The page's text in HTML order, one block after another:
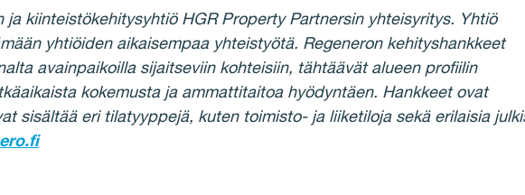
kiinteistökehitysyhtiö HGR Property Partnersin yhteisyritys. Yhtiö
yhtiöiden aikaisempaa yhteistyötä. Regeneron kehityshankkeet
avainpaikoilla sijaitseviin kohteisiin, tähtäävät alueen profiilin
kokemusta ja ammattitaitoa hyödyntäen. Hankkeet ovat
sisältää eri tilatyyppejä, kuten toimisto- ja liiketiloja sekä erilaisia